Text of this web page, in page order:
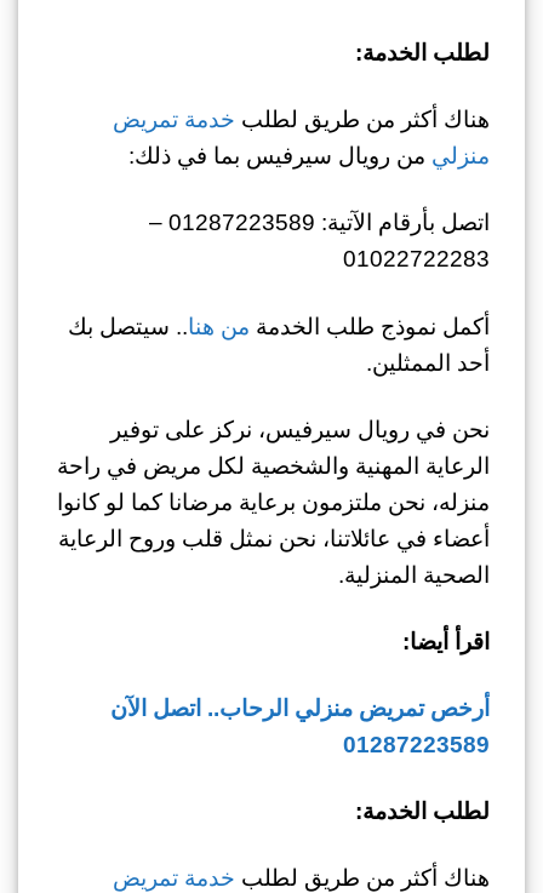
لطلب الخدمة:
هناك أكثر من طريق لطلب خدمة تمريض
منزلي من رويال سيرفيس بما في ذلك:
اتصل بأرقام الآتية: 01287223589 –
01022722283
أكمل نموذج طلب الخدمة من هنا.. سيتصل بك
أحد الممثلين.
نحن في رويال سيرفيس، نركز على توفير
الرعاية المهنية والشخصية لكل مريض في راحة
منزله، نحن ملتزمون برعاية مرضانا كما لو كانوا
أعضاء في عائلاتنا، نحن نمثل قلب وروح الرعاية
الصحية المنزلية.
اقرأ أيضا:
أرخص تمريض منزلي الرحاب.. اتصل الآن
01287223589
لطلب الخدمة:
هناك أكثر من طريق لطلب خدمة تمريض